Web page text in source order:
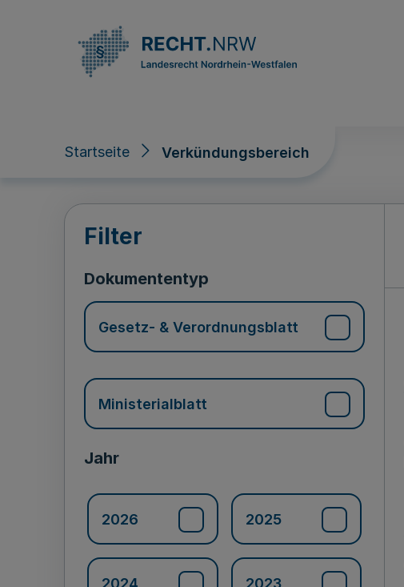
Startseite Verkündungsbereich
Verkündungsbereich
Filter
Dokumententyp
Gesetz- & Verordnungsblatt
Ministerialblatt
Jahr
2026 2025
2024 2023